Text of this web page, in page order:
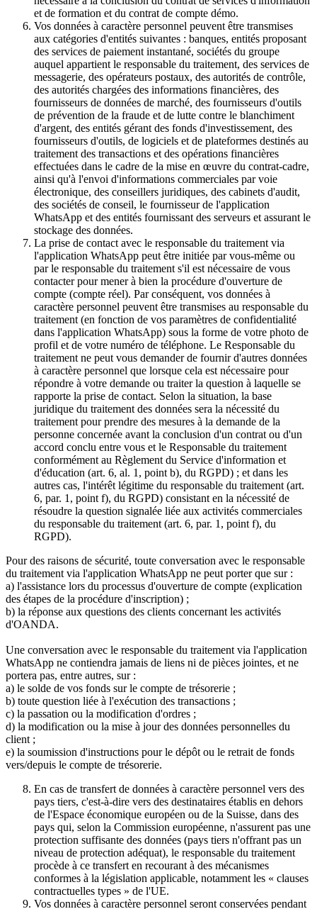
et de formation et du contrat de compte démo.
Vos données à caractère personnel peuvent être transmises
aux catégories d'entités suivantes : banques, entités proposant
des services de paiement instantané, sociétés du groupe
auquel appartient le responsable du traitement, des services de
messagerie, des opérateurs postaux, des autorités de contrôle,
des autorités chargées des informations financières, des
fournisseurs de données de marché, des fournisseurs d'outils
de prévention de la fraude et de lutte contre le blanchiment
d'argent, des entités gérant des fonds d'investissement, des
fournisseurs d'outils, de logiciels et de plateformes destinés au
traitement des transactions et des opérations financières
effectuées dans le cadre de la mise en œuvre du contrat-cadre,
ainsi qu'à l'envoi d'informations commerciales par voie
électronique, des conseillers juridiques, des cabinets d'audit,
des sociétés de conseil, le fournisseur de l'application
WhatsApp et des entités fournissant des serveurs et assurant le
stockage des données.
La prise de contact avec le responsable du traitement via
l'application WhatsApp peut être initiée par vous-même ou
par le responsable du traitement s'il est nécessaire de vous
contacter pour mener à bien la procédure d'ouverture de
compte (compte réel). Par conséquent, vos données à
caractère personnel peuvent être transmises au responsable du
traitement (en fonction de vos paramètres de confidentialité
dans l'application WhatsApp) sous la forme de votre photo de
profil et de votre numéro de téléphone. Le Responsable du
traitement ne peut vous demander de fournir d'autres données
à caractère personnel que lorsque cela est nécessaire pour
répondre à votre demande ou traiter la question à laquelle se
rapporte la prise de contact. Selon la situation, la base
juridique du traitement des données sera la nécessité du
traitement pour prendre des mesures à la demande de la
personne concernée avant la conclusion d'un contrat ou d'un
accord conclu entre vous et le Responsable du traitement
conformément au Règlement du Service d'information et
d'éducation (art. 6, al. 1, point b), du RGPD) ; et dans les
autres cas, l'intérêt légitime du responsable du traitement (art.
6, par. 1, point f), du RGPD) consistant en la nécessité de
résoudre la question signalée liée aux activités commerciales
du responsable du traitement (art. 6, par. 1, point f), du
RGPD).
Pour des raisons de sécurité, toute conversation avec le responsable
du traitement via l'application WhatsApp ne peut porter que sur :
a) l'assistance lors du processus d'ouverture de compte (explication
des étapes de la procédure d'inscription) ;
b) la réponse aux questions des clients concernant les activités
d'OANDA.
Une conversation avec le responsable du traitement via l'application
WhatsApp ne contiendra jamais de liens ni de pièces jointes, et ne
portera pas, entre autres, sur :
a) le solde de vos fonds sur le compte de trésorerie ;
b) toute question liée à l'exécution des transactions ;
c) la passation ou la modification d'ordres ;
d) la modification ou la mise à jour des données personnelles du
client ;
e) la soumission d'instructions pour le dépôt ou le retrait de fonds
vers/depuis le compte de trésorerie.
En cas de transfert de données à caractère personnel vers des
pays tiers, c'est-à-dire vers des destinataires établis en dehors
de l'Espace économique européen ou de la Suisse, dans des
pays qui, selon la Commission européenne, n'assurent pas une
protection suffisante des données (pays tiers n'offrant pas un
niveau de protection adéquat), le responsable du traitement
procède à ce transfert en recourant à des mécanismes
conformes à la législation applicable, notamment les « clauses
contractuelles types » de l'UE.
Vos données à caractère personnel seront conservées pendant